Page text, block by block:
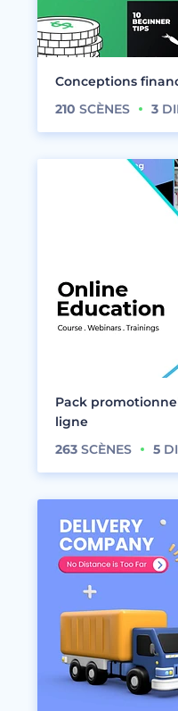
Conceptions
210 SCÈNES 3
Pack
ligne
263 SCÈNES 5